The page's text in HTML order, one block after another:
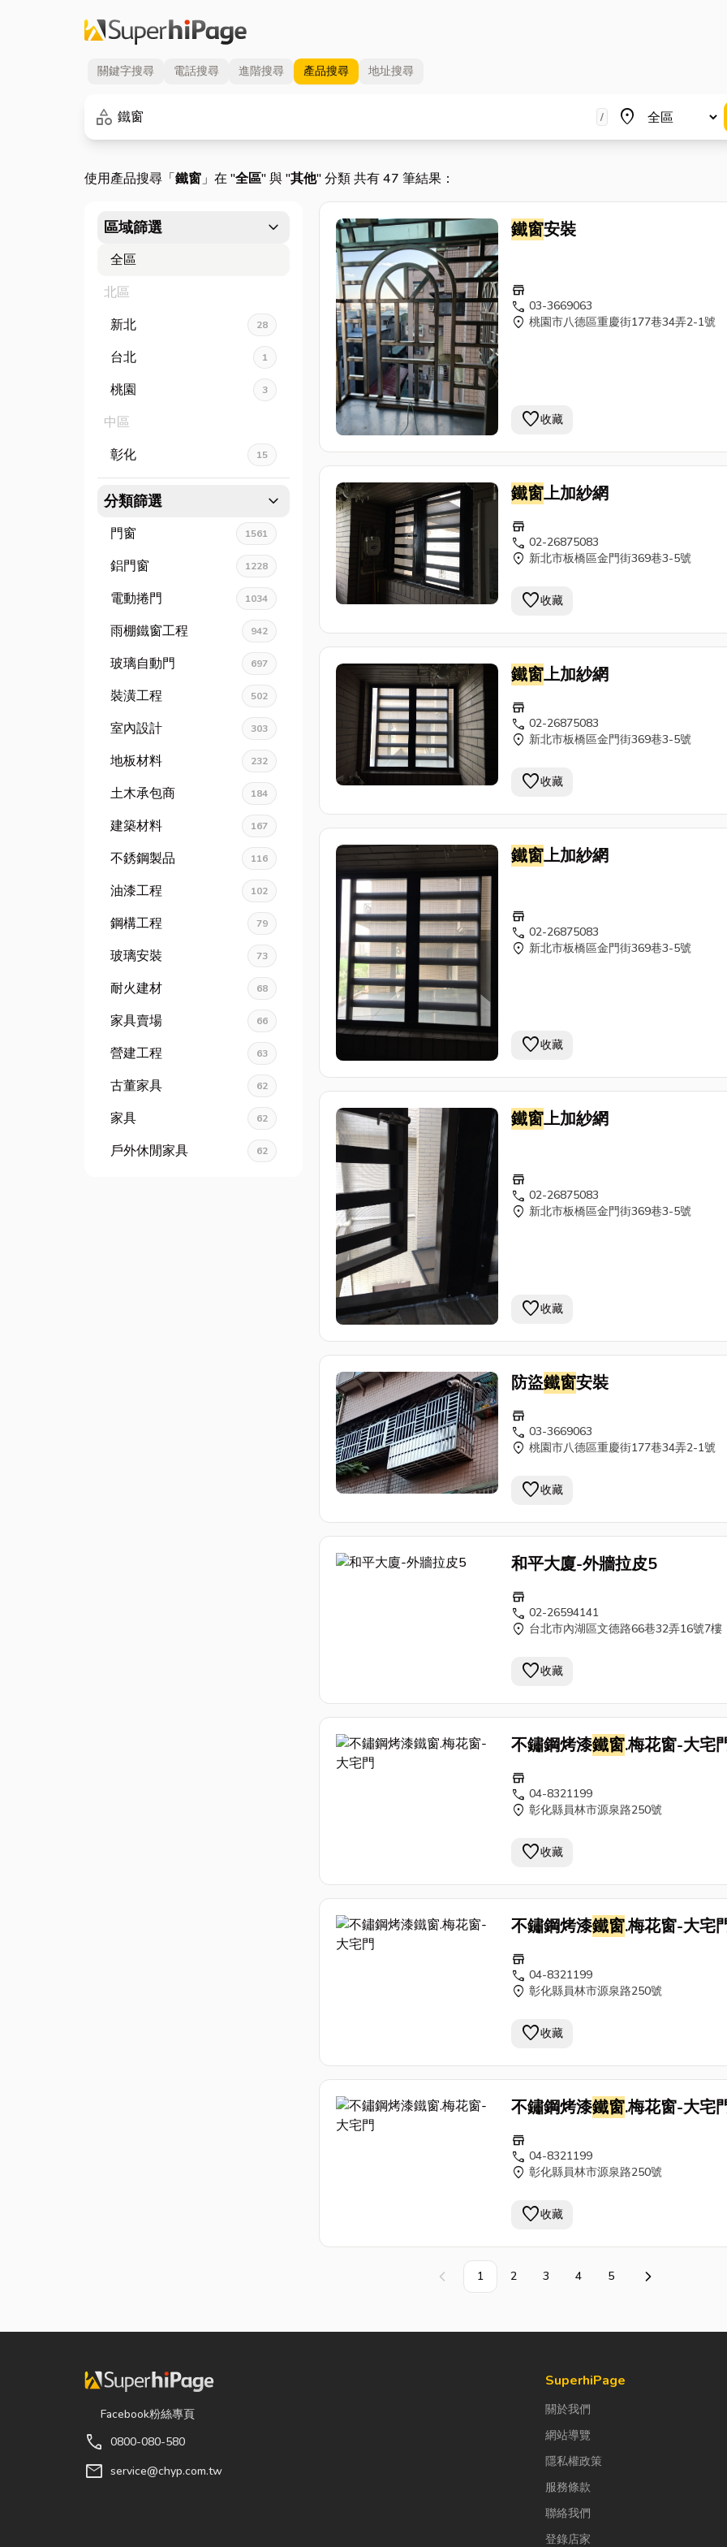
關鍵字搜尋 電話搜尋 進階搜尋 產品搜尋 地址搜尋
category
關鍵字 / place
地區
使用產品搜尋「鐵窗」在 "全區" 與 "其他" 分類 共有 47 筆結果：
區域篩選 expand_more
全區
北區
新北
28
台北 1
桃園 3
中區
彰化
15
分類篩選 expand_more
門窗 1561
鋁門窗 1228
電動捲門 1034
雨棚鐵窗工程 942
玻璃自動門 697
裝潢工程 502
室內設計 303
地板材料 232
土木承包商 184
建築材料 167
不銹鋼製品 116
油漆工程 102
鋼構工程 79
玻璃安裝 73
耐火建材 68
家具賣場 66
營建工程 63
古董家具 62
家具 62
戶外休閒家具 62
鐵窗安裝
store
call 03-3669063
location_on 桃園市八德區重慶街177巷34弄2-1號
favorite收藏
鐵窗上加紗網
store
call 02-26875083
location_on 新北市板橋區金門街369巷3-5號
favorite收藏
鐵窗上加紗網
store
call 02-26875083
location_on 新北市板橋區金門街369巷3-5號
favorite收藏
鐵窗上加紗網
store
call 02-26875083
location_on 新北市板橋區金門街369巷3-5號
favorite收藏
鐵窗上加紗網
store
call 02-26875083
location_on 新北市板橋區金門街369巷3-5號
favorite收藏
防盜鐵窗安裝
store
call 03-3669063
location_on 桃園市八德區重慶街177巷34弄2-1號
favorite收藏
和平大廈-外牆拉皮5
store
call 02-26594141
location_on 台北市內湖區文德路66巷32弄16號7樓
favorite收藏
不鏽鋼烤漆鐵窗.梅花窗-大宅
store
call 04-8321199
location_on 彰化縣員林市源泉路250號
favorite收藏
不鏽鋼烤漆鐵窗.梅花窗-大宅
store
call 04-8321199
location_on 彰化縣員林市源泉路250號
favorite收藏
不鏽鋼烤漆鐵窗.梅花窗-大宅
store
call 04-8321199
location_on 彰化縣員林市源泉路250號
favorite收藏
上一頁 1 2 3 4 5 下一頁
Facebook粉絲專頁
call 0800-080-580
mail service@chyp.com.tw
SuperhiPage
關於我們
網站導覽
隱私權政策
服務條款
聯絡我們
登錄店家